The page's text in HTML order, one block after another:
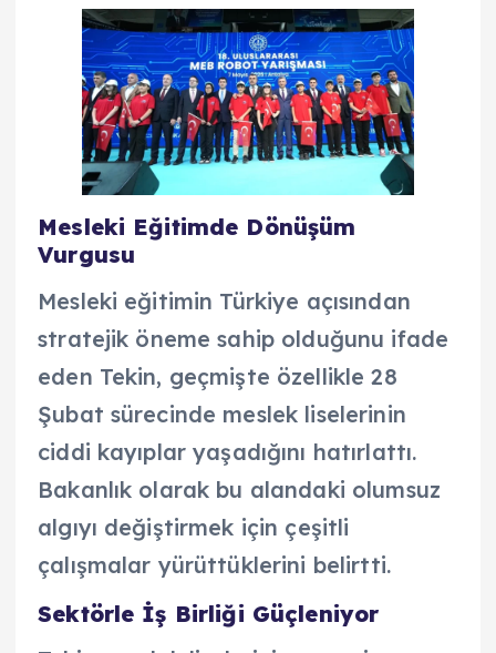
Mesleki Eğitimde Dönüşüm
Vurgusu
Mesleki eğitimin Türkiye açısından
stratejik öneme sahip olduğunu ifade
eden Tekin, geçmişte özellikle 28
Şubat sürecinde meslek liselerinin
ciddi kayıplar yaşadığını hatırlattı.
Bakanlık olarak bu alandaki olumsuz
algıyı değiştirmek için çeşitli
çalışmalar yürüttüklerini belirtti.
Sektörle İş Birliği Güçleniyor